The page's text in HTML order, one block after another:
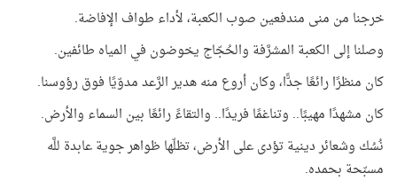
خرجنا من منى مندفعين صوب الكعبة، لأداء طواف الإفاضة.
وصلنا إلى الكعبة المشرَّفة والحُجّاج يخوضون في المياه طائفين.
كان منظرًا رائعًا جدًّا، وكان أروع منه هدير الرَّعد مدوّيًا فوق رؤوسنا.
كان مشهدًا مهيبًا.. وتناغمًا فريدًا.. والتقاءً رائعًا بين السماء والأرض.
نُسُك وشعائر دينية تؤدى على الأرض، تظلّها ظواهر جوية عابدة للَّه
مسبّحة بحمده.